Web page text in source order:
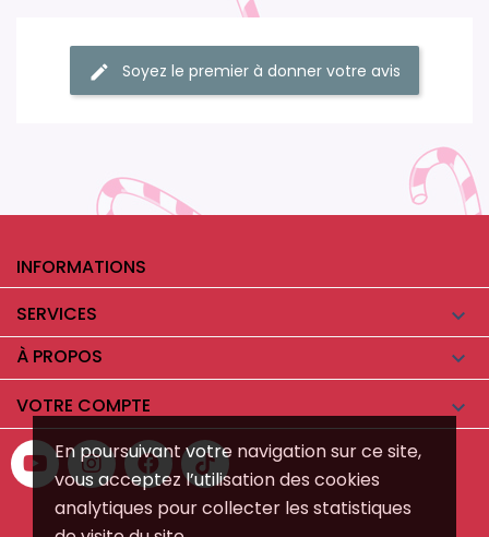
En poursuivant votre navigation sur ce site,
vous acceptez l’utilisation des cookies
analytiques pour collecter les statistiques
Soyez le premier à donner votre avis
INFORMATIONS
SERVICES

À PROPOS 
VOTRE COMPTE 